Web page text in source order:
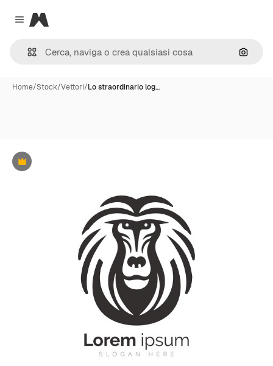
Close menu
Magnific
Cerca
Home/Stock/Vettori/Lo straordinario log…
Premium